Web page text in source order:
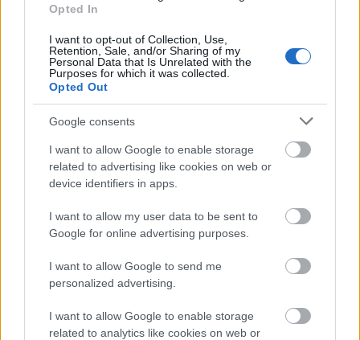
Opted In
I want to opt-out of Collection, Use,
Retention, Sale, and/or Sharing of my
Personal Data that Is Unrelated with the
Purposes for which it was collected.
Opted Out
Google consents
I want to allow Google to enable storage
related to advertising like cookies on web or
device identifiers in apps.
I want to allow my user data to be sent to
Google for online advertising purposes.
I want to allow Google to send me
personalized advertising.
I want to allow Google to enable storage
related to analytics like cookies on web or
Bak (12. 22-01. 20.)Egy nagyobb kiadással járó
beruházás megoldhatja gondjaidat, de próbálj meg
feloldani néhány érzelmi vagy anyagi konfliktust
Vízöntő (01. 21-02. 19.)Ismerkedhetsz, munkát
szerezhetsz a neten, nagy lesz a nyüzsgés, s ha
hitvesed arra ösztönöz, hogy tovább képezd magad,
beiratkozhatsz egy nyelvtanfolyamra.
Halak (02. 20-03. 20.) Ha eltökélt szándékod, hogy
több pénzt keress, talán pályamódosítást
hasznos vásárlási tippeket kaphatsz.